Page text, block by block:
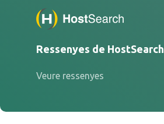
Ressenyes de HostSearch
Veure ressenyes